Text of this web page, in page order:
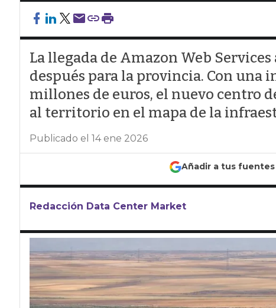
La llegada de Amazon Web
después para la provincia. Con una
millones de euros, el nuevo centro
al territorio en el mapa de la
Publicado el 14 ene 2026
Añadir a tus
Redacción Data Center Market